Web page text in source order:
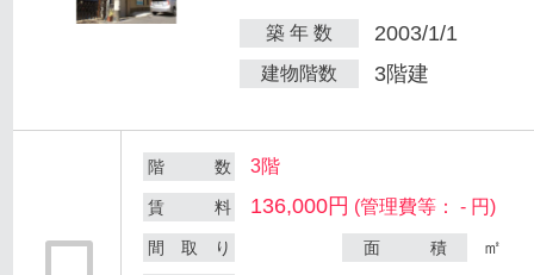
築 年 数 2003/1/1
建物階数 3階建
階 数 3階
賃 料 136,000円 (管理費等： - 円)
間 取 り 面 積 ㎡